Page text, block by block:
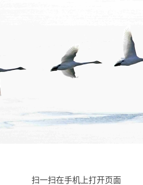
扫一扫在手机上打开页面